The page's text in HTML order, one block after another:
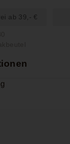
ab 39,- €